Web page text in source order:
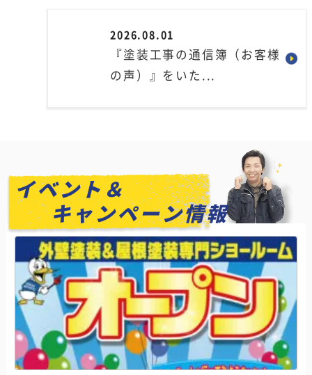
2026.08.01
『塗装工事の通信簿（お客様
の声）』をいた...
イベント＆
キャンペーン情報